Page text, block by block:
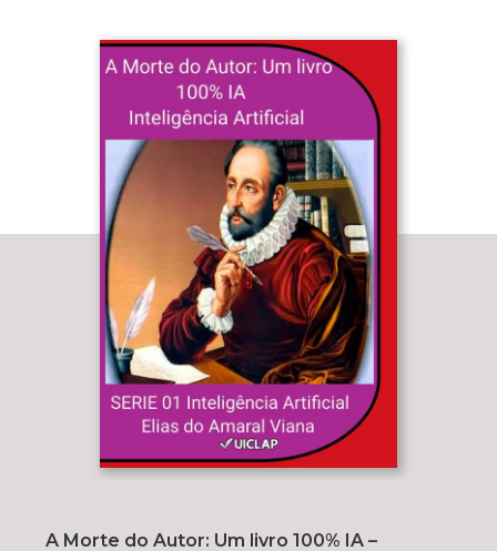
A Morte do Autor: Um livro 100% IA –